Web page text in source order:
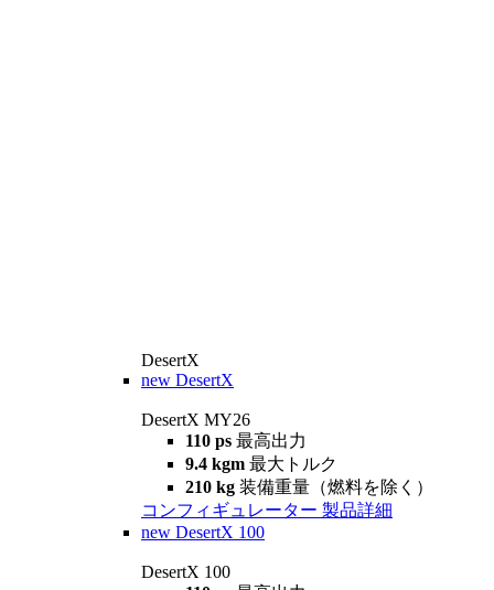
DesertX
new DesertX
DesertX MY26
110 ps 最高出力
9.4 kgm 最大トルク
210 kg 装備重量（燃料を除く）
コンフィギュレーター 製品詳細
new DesertX 100
DesertX 100